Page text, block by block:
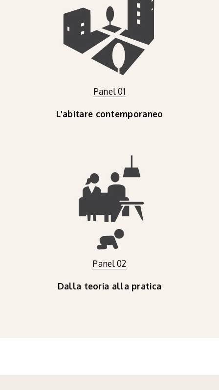
Panel 01
L'abitare contemporaneo
Panel 02
Dalla teoria alla pratica